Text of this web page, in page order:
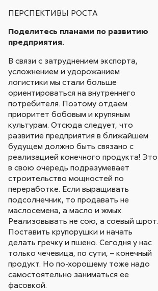
ПЕРСПЕКТИВЫ РОСТА
Поделитесь планами по развитию
предприятия.
В связи с затруднением экспорта,
усложнением и удорожанием
логистики мы стали больше
ориентироваться на внутреннего
потребителя. Поэтому отдаем
приоритет бобовым и крупяным
культурам. Отсюда следует, что
развитие предприятия в ближайшем
будущем должно быть связано с
реализацией конечного продукта! Это
в свою очередь подразумевает
строительство мощностей по
переработке. Если выращивать
подсолнечник, то продавать не
маслосемена, а масло и жмых.
Реализовывать не сою, а соевый шрот.
Поставить крупорушки и начать
делать гречку и пшено. Сегодня у нас
только чечевица, по сути, – конечный
продукт. Но по-хорошему тоже надо
самостоятельно заниматься ее
фасовкой.